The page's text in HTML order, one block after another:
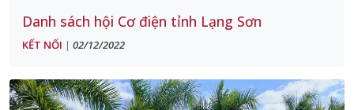
Danh sách hội Cơ điện tỉnh Lạng Sơn
KẾT NỐI | 02/12/2022